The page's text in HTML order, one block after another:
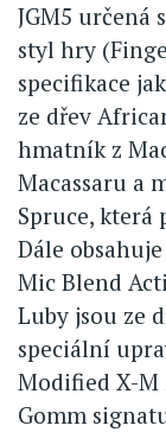
JGM5 určená
styl hry
specifikace
ze dřev
hmatník z
Macassaru a
Spruce, která
Dále
Mic Blend
Luby jsou ze
speciální
Modified X-M
Gomm